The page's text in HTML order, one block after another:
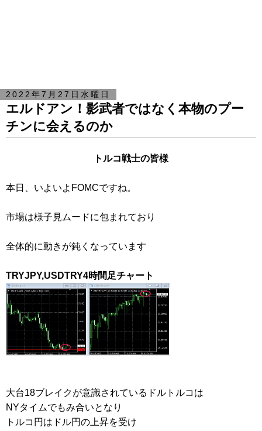
2022年7月27日水曜日
エルドアン！影武者ではなく本物のプー
チンに会えるのか
トルコ戦士の皆様
本日、いよいよFOMCですね。
市場は様子見ムードに包まれており
全体的に動きが鈍くなっています
TRYJPY,USDTRY4時間足チャート
大台18ブレイクが意識されているドルトルコは
NYタイムでもみ合いとなり
トルコ円はドル円の上昇を受け